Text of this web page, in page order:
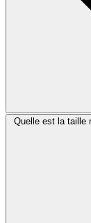
Quelle est la taille